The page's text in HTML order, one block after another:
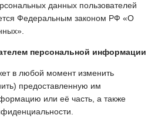
данных пользователей
Федеральным законом РФ «О
персональной информации
в любой момент изменить
предоставленную им
или её часть, а также